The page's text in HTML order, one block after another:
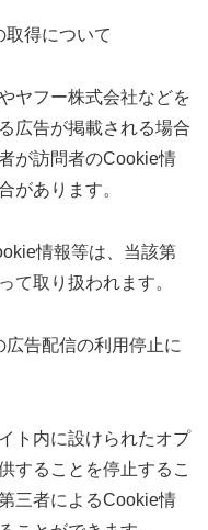
得について
ヤフー株式会社などを
広告が掲載される場合
が訪問者のCookie情
があります。
情報等は、当該第
て取り扱われます。
告配信の利用停止に
ト内に設けられたオプ
することを停止するこ
三者によるCookie情